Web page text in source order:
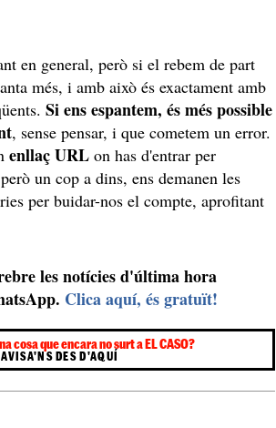
en general, però si el rebem de part
més, i amb això és exactament amb
Si ens espantem, és més possible
, sense pensar, i que cometem un error.
enllaç URL on has d'entrar per
un cop a dins, ens demanen les
per buidar-nos el compte, aprofitant
les notícies d'última hora
Clica aquí, és gratuït!
cosa que encara no surt a EL CASO?
AVISA'NS DES D'AQUÍ